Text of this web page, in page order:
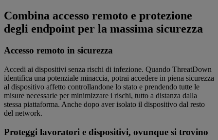
Combina accesso remoto e protezione
degli endpoint per la massima sicurezza
Accesso remoto in sicurezza
Accedi ai dispositivi senza rischi di infezione. Quando ThreatDown
identifica una potenziale minaccia, potrai accedere in piena sicurezza
al dispositivo affetto controllandone lo stato e prendendo tutte le
misure necessarie per minimizzare i rischi, tutto a distanza dalla
stessa piattaforma. Anche dopo aver isolato il dispositivo dal resto
del network.
Proteggi lavoratori e dispositivi, ovunque si trovino